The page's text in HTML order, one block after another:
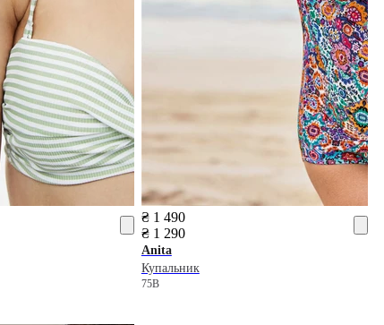
₴ 1 490
₴ 1 290
Anita
Купальник
75B